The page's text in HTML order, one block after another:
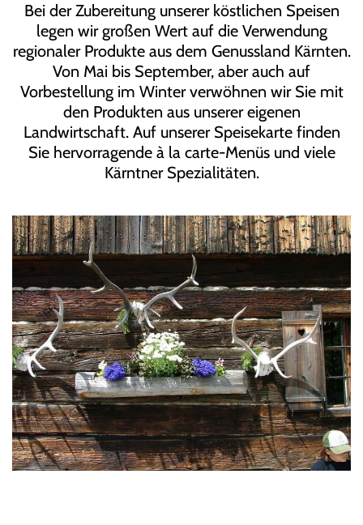
Bei der Zubereitung unserer köstlichen Speisen
legen wir großen Wert auf die Verwendung
regionaler Produkte aus dem Genussland Kärnten.
Von Mai bis September, aber auch auf
Vorbestellung im Winter verwöhnen wir Sie mit
den Produkten aus unserer eigenen
Landwirtschaft. Auf unserer Speisekarte finden
Sie hervorragende à la carte-Menüs und viele
Kärntner Spezialitäten.